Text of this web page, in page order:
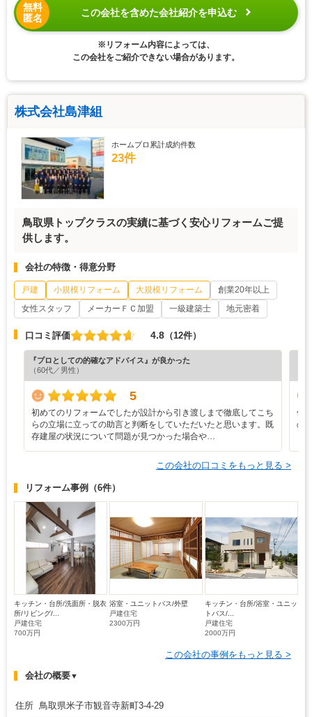
無料
匿名
この会社を含めた会社紹介を申込む
※リフォーム内容によっては、
この会社をご紹介できない場合があります。
株式会社島津組
ホームプロ累計成約件数
23件
鳥取県トップクラスの実績に基づく安心リフォームご提
供します。
会社の特徴・得意分野
戸建 小規模リフォーム 大規模リフォーム
創業20年以上
女性スタッフ
メーカーＦＣ加盟 一級建築士 地元密着
口コミ評価 4.8 （12件）
『プロとしての的確なアドバイス』が良かった
（60代／男性）
5
初めてのリフォームでしたが設計から引き渡しまで徹底してこち
らの立場に立っての助言と判断をしていただいたと思います。既
存建屋の状況について問題が見つかった場合や…
価
の
この会社の口コミをもっと見る >
リフォーム事例 （6件）
キッチン・台所/洗面所・脱衣
所/リビング/...
戸建住宅
700万円
浴室・ユニットバス/外壁
戸建住宅
2300万円
キッチン・台所/浴室・ユニッ
トバス/...
戸建住宅
2000万円
この会社の事例をもっと見る >
会社の概要▼
住所 鳥取県米子市観音寺新町3-4-29